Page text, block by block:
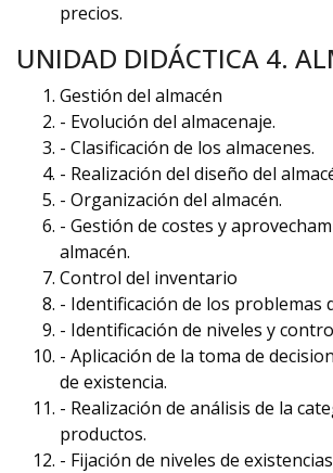
precios.
UNIDAD DIDÁCTICA 4.
Gestión del almacén
- Evolución del almacenaje.
- Clasificación de los almacenes.
- Realización del diseño del
- Organización del almacén.
- Gestión de costes y
almacén.
Control del inventario
- Identificación de los problemas
- Identificación de niveles y
- Aplicación de la toma de
de existencia.
- Realización de análisis de la
productos.
- Fijación de niveles de